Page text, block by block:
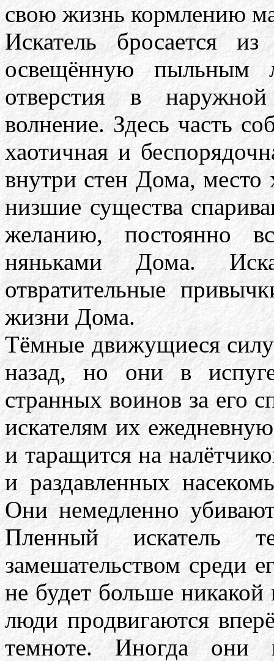
свою жизнь кормлению
Искатель бросается
освещённую пыльным
отверстия в
волнение. Здесь часть
хаотичная и
внутри стен Дома, место
низшие существа
желанию, постоянно
няньками Дома.
отвратительные
жизни Дома.
Тёмные движущиеся
назад, но они в
странных воинов за его
искателям их
и таращится на
и раздавленных
Они немедленно
Пленный искатель
замешательством среди
не будет больше никакой
люди продвигаются
темноте. Иногда они